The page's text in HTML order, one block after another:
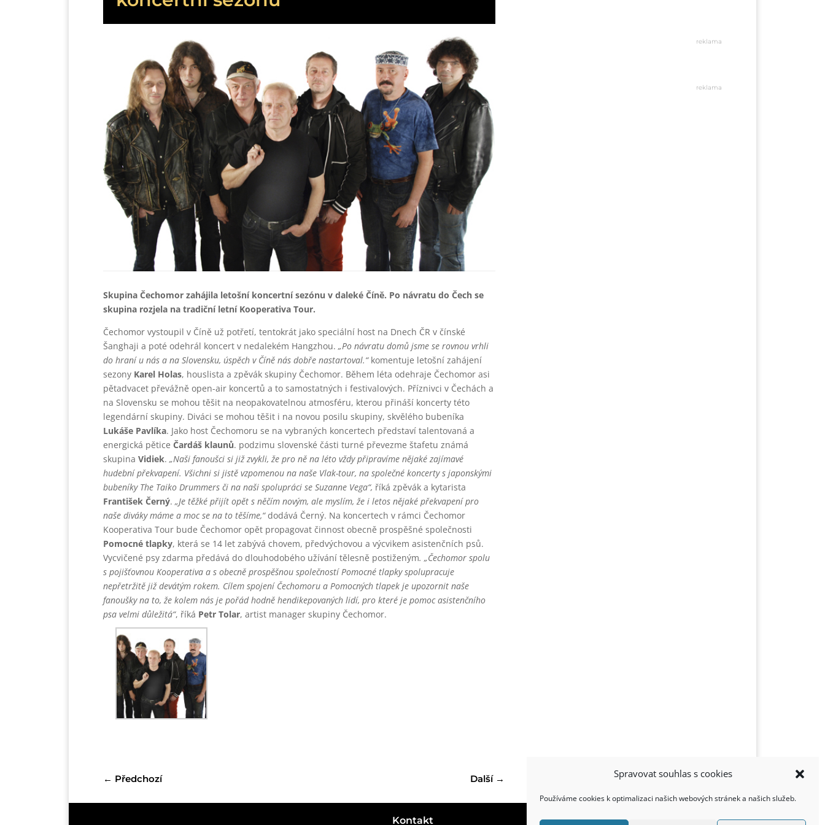
Spravovat souhlas s cookies
Používáme cookies k optimalizaci našich webových stránek a našich služeb.
Skupina Čechomor zahájila letošní koncertní sezónu v daleké Číně. Po návratu do Čech se
skupina rozjela na tradiční letní Kooperativa Tour.
Čechomor vystoupil v Číně už potřetí, tentokrát jako speciální host na Dnech ČR v čínské
Šanghaji a poté odehrál koncert v nedalekém Hangzhou. „Po návratu domů jsme se rovnou vrhli
do hraní u nás a na Slovensku, úspěch v Číně nás dobře nastartoval.“komentuje letošní zahájení
sezony Karel Holas, houslista a zpěvák skupiny Čechomor. Během léta odehraje Čechomor asi
pětadvacet převážně open-air koncertů a to samostatných i festivalových. Příznivci v Čechách a
na Slovensku se mohou těšit na neopakovatelnou atmosféru, kterou přináší koncerty této
legendární skupiny. Diváci se mohou těšit i na novou posilu skupiny, skvělého bubeníka
Lukáše Pavlíka. Jako host Čechomoru se na vybraných koncertech představí talentovaná a
energická pětice Čardáš klaunů. podzimu slovenské části turné převezme štafetu známá
skupina Vidiek. „Naši fanoušci si již zvykli, že pro ně na léto vždy připravíme nějaké zajímavé
hudební překvapení. Všichni si jistě vzpomenou na naše Vlak-tour, na společné koncerty s japonskými
bubeníky The Taiko Drummers či na naši spolupráci se Suzanne Vega“, říká zpěvák a kytarista
František Černý. „Je těžké přijít opět s něčím novým, ale myslím, že i letos nějaké překvapení pro
naše diváky máme a moc se na to těšíme,“dodává Černý. Na koncertech v rámci Čechomor
Kooperativa Tour bude Čechomor opět propagovat činnost obecně prospěšné společnosti
Pomocné tlapky, která se 14 let zabývá chovem, předvýchovou a výcvikem asistenčních psů.
Vycvičené psy zdarma předává do dlouhodobého užívání tělesně postiženým. „Čechomor spolu
s pojišťovnou Kooperativa a s obecně prospěšnou společností Pomocné tlapky spolupracuje
nepřetržitě již devátým rokem. Cílem spojení Čechomoru a Pomocných tlapek je upozornit naše
fanoušky na to, že kolem nás je pořád hodně hendikepovaných lidí, pro které je pomoc asistenčního
psa velmi důležitá“, říká Petr Tolar, artist manager skupiny Čechomor.
← Předchozí Další→
reklama
reklama
Kontakt